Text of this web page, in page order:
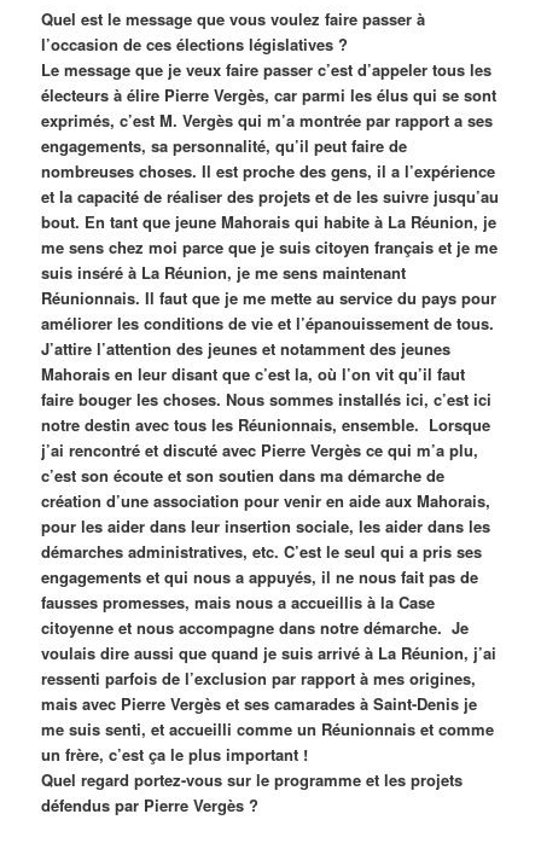
Quel est le message que vous voulez faire passer à
l’occasion de ces élections législatives ?
Le message que je veux faire passer c’est d’appeler tous les
électeurs à élire Pierre Vergès, car parmi les élus qui se sont
exprimés, c’est M. Vergès qui m’a montrée par rapport a ses
engagements, sa personnalité, qu’il peut faire de
nombreuses choses. Il est proche des gens, il a l’expérience
et la capacité de réaliser des projets et de les suivre jusqu’au
bout. En tant que jeune Mahorais qui habite à La Réunion, je
me sens chez moi parce que je suis citoyen français et je me
suis inséré à La Réunion, je me sens maintenant
Réunionnais. Il faut que je me mette au service du pays pour
améliorer les conditions de vie et l’épanouissement de tous.
J’attire l’attention des jeunes et notamment des jeunes
Mahorais en leur disant que c’est la, où l’on vit qu’il faut
faire bouger les choses. Nous sommes installés ici, c’est ici
notre destin avec tous les Réunionnais, ensemble. Lorsque
j’ai rencontré et discuté avec Pierre Vergès ce qui m’a plu,
c’est son écoute et son soutien dans ma démarche de
création d’une association pour venir en aide aux Mahorais,
pour les aider dans leur insertion sociale, les aider dans les
démarches administratives, etc. C’est le seul qui a pris ses
engagements et qui nous a appuyés, il ne nous fait pas de
fausses promesses, mais nous a accueillis à la Case
citoyenne et nous accompagne dans notre démarche. Je
voulais dire aussi que quand je suis arrivé à La Réunion, j’ai
ressenti parfois de l’exclusion par rapport à mes origines,
mais avec Pierre Vergès et ses camarades à Saint-Denis je
me suis senti, et accueilli comme un Réunionnais et comme
un frère, c’est ça le plus important !
Quel regard portez-vous sur le programme et les projets
défendus par Pierre Vergès ?